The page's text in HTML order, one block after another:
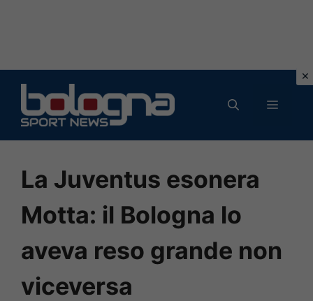
contenuto
MENU
La Juventus esonera
Motta: il Bologna lo
aveva reso grande non
viceversa